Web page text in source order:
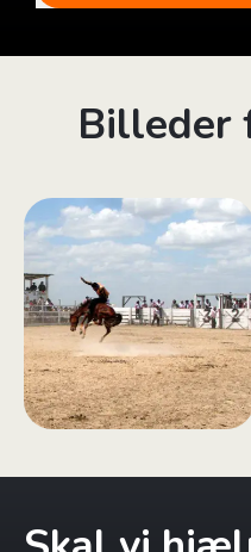
Billeder